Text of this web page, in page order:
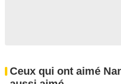
Ceux qui ont aimé